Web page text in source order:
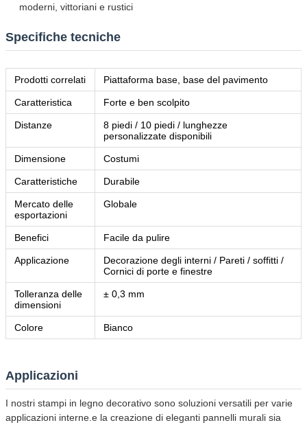
moderni, vittoriani e rustici
Specifiche tecniche
Prodotti correlati Piattaforma base, base del pavimento
Caratteristica Forte e ben scolpito
Distanze
8 piedi / 10 piedi / lunghezze
personalizzate disponibili
Dimensione Costumi
Caratteristiche Durabile
Mercato delle
esportazioni
Globale
Benefici Facile da pulire
Applicazione
Decorazione degli interni / Pareti / soffitti /
Cornici di porte e finestre
Tolleranza delle
dimensioni
± 0,3 mm
Colore Bianco
Applicazioni
I nostri stampi in legno decorativo sono soluzioni versatili per varie
applicazioni interne.e la creazione di eleganti pannelli murali sia